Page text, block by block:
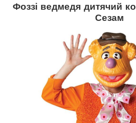
Фоззі ведмедя дитячий
Сезам